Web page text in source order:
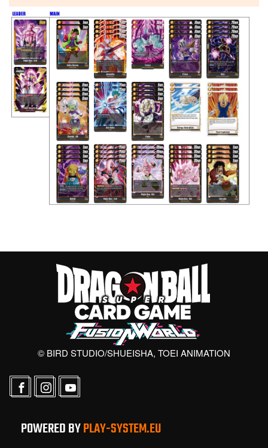
© BIRD STUDIO/SHUEISHA, TOEI ANIMATION
POWERED BYPLAY-SYSTEM.EU